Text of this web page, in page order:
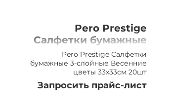
Pero Prestige
Салфетки бумажные
33х33см Весенние
цветы 3сл, 20шт
Pero Prestige Салфетки
бумажные 3-слойные Весенние
цветы 33х33см 20шт
Запросить прайс-лист